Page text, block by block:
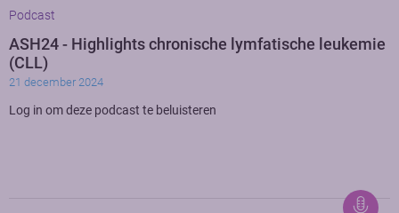
Podcast
ASH24 - Highlights chronische lymfatische leukemie
(CLL)
21 december 2024
Log in om deze podcast te beluisteren